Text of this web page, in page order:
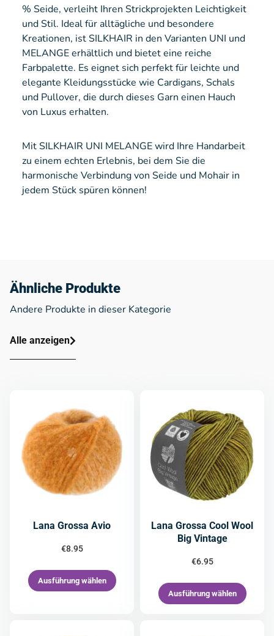
% Seide, verleiht Ihren Strickprojekten Leichtigkeit
und Stil. Ideal für alltägliche und besondere
Kreationen, ist SILKHAIR in den Varianten UNI und
MELANGE erhältlich und bietet eine reiche
Farbpalette. Es eignet sich perfekt für leichte und
elegante Kleidungsstücke wie Cardigans, Schals
und Pullover, die durch dieses Garn einen Hauch
von Luxus erhalten.
Mit SILKHAIR UNI MELANGE wird Ihre Handarbeit
zu einem echten Erlebnis, bei dem Sie die
harmonische Verbindung von Seide und Mohair in
jedem Stück spüren können!
Ähnliche Produkte
Andere Produkte in dieser Kategorie
Alle anzeigen
Lana Grossa Avio
€8.95
Ausführung wählen
Lana Grossa Cool Wool
Big Vintage
€6.95
Ausführung wählen